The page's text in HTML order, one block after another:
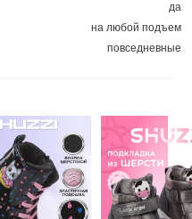
да
на любой подъем
повседневные